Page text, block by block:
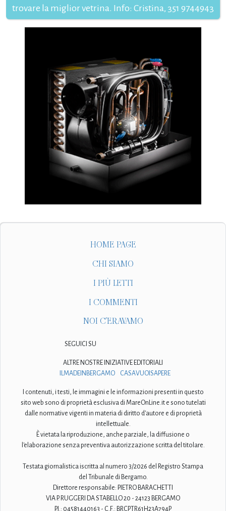
trovare la miglior vetrina. Info: Cristina, 351 9744943
HOME PAGE
CHI SIAMO
I PIÙ LETTI
I COMMENTI
NOI C'ERAVAMO
SEGUICI SU
ALTRE NOSTRE INIZIATIVE EDITORIALI
ILMADEINBERGAMO
CASAVUOISAPERE
I contenuti, i testi, le immagini e le informazioni presenti in questo
sito web sono di proprietà esclusiva di MareOnLine.it e sono tutelati
dalle normative vigenti in materia di diritto d'autore e di proprietà
intellettuale.
È vietata la riproduzione, anche parziale, la diffusione o
l'elaborazione senza preventiva autorizzazione scritta del titolare.
Testata giornalistica iscritta al numero 3/2026 del Registro Stampa
del Tribunale di Bergamo.
Direttore responsabile: PIETRO BARACHETTI
VIA P. RUGGERI DA STABELLO 20 - 24123 BERGAMO
P.I.: 04581440163 - C.F.: BRCPTR61H23A794P